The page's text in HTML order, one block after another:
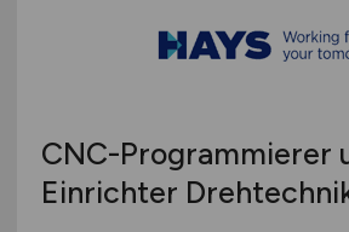
CNC-Programmierer
Einrichter